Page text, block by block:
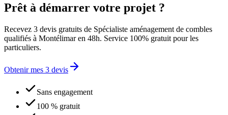
Prêt à démarrer votre projet ?
Recevez 3 devis gratuits de Spécialiste aménagement de combles
qualifiés à Montélimar en 48h. Service 100% gratuit pour les
particuliers.
Obtenir mes 3 devis
Sans engagement
100 % gratuit